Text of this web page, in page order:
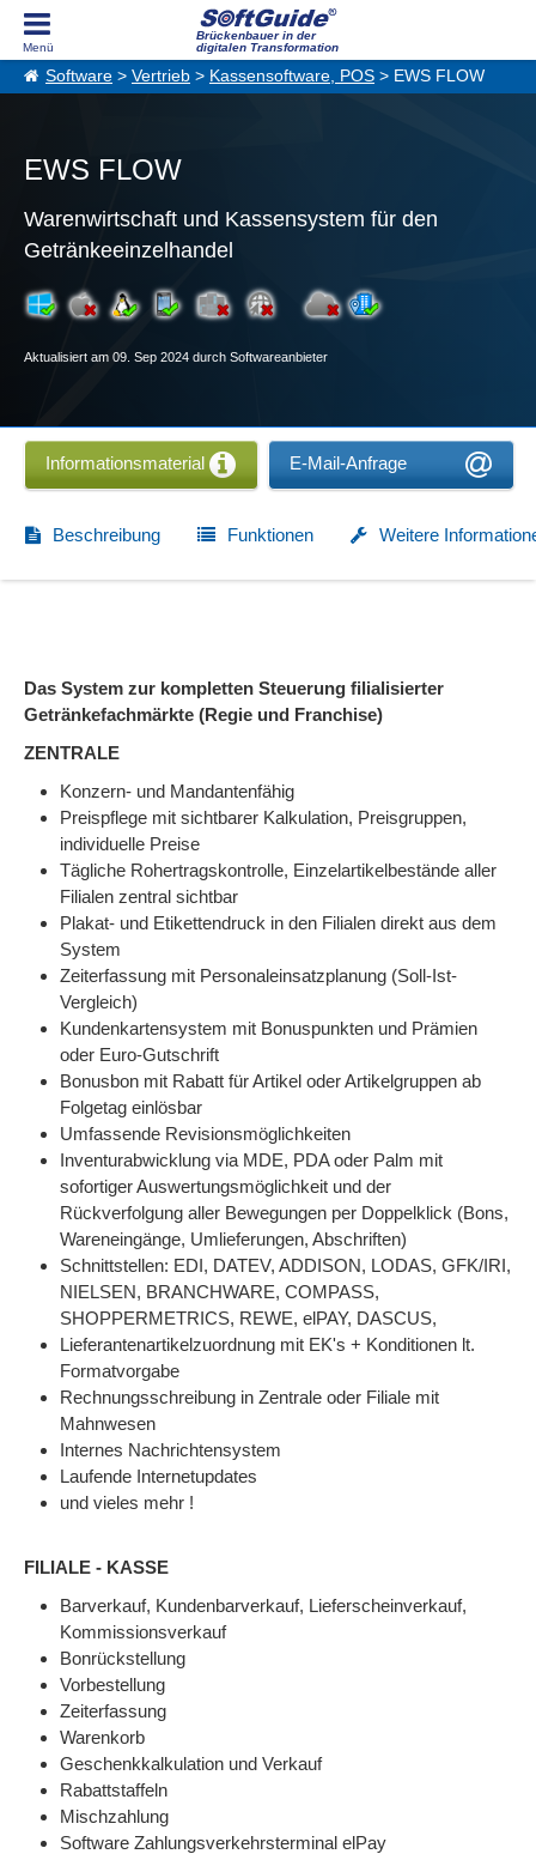
Brückenbauer in der
digitalen Transformation
Software > Vertrieb > Kassensoftware, POS > EWS FLOW
EWS FLOW
Warenwirtschaft und Kassensystem für den
Getränkeeinzelhandel
Aktualisiert am 09. Sep 2024 durch Softwareanbieter
Informationsmaterial E-Mail-Anfrage
Beschreibung Funktionen Weitere
Das System zur kompletten Steuerung filialisierter
Getränkefachmärkte (Regie und Franchise)
ZENTRALE
Konzern- und Mandantenfähig
Preispflege mit sichtbarer Kalkulation, Preisgruppen,
individuelle Preise
Tägliche Rohertragskontrolle, Einzelartikelbestände aller
Filialen zentral sichtbar
Plakat- und Etikettendruck in den Filialen direkt aus dem
System
Zeiterfassung mit Personaleinsatzplanung (Soll-Ist-
Vergleich)
Kundenkartensystem mit Bonuspunkten und Prämien
oder Euro-Gutschrift
Bonusbon mit Rabatt für Artikel oder Artikelgruppen ab
Folgetag einlösbar
Umfassende Revisionsmöglichkeiten
Inventurabwicklung via MDE, PDA oder Palm mit
sofortiger Auswertungsmöglichkeit und der
Rückverfolgung aller Bewegungen per Doppelklick (Bons,
Wareneingänge, Umlieferungen, Abschriften)
Schnittstellen: EDI, DATEV, ADDISON, LODAS, GFK/IRI,
NIELSEN, BRANCHWARE, COMPASS,
SHOPPERMETRICS, REWE, elPAY, DASCUS,
Lieferantenartikelzuordnung mit EK's + Konditionen lt.
Formatvorgabe
Rechnungsschreibung in Zentrale oder Filiale mit
Mahnwesen
Internes Nachrichtensystem
Laufende Internetupdates
und vieles mehr !
FILIALE - KASSE
Barverkauf, Kundenbarverkauf, Lieferscheinverkauf,
Kommissionsverkauf
Bonrückstellung
Vorbestellung
Zeiterfassung
Warenkorb
Geschenkkalkulation und Verkauf
Rabattstaffeln
Mischzahlung
Software Zahlungsverkehrsterminal elPay